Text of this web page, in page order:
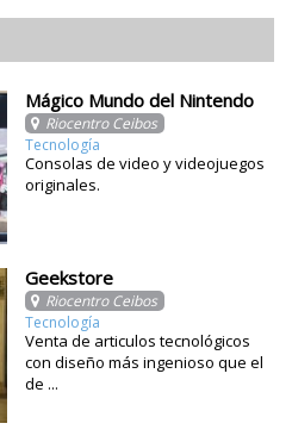
Mágico Mundo del Nintendo
Riocentro Ceibos
Tecnología
Consolas de video y videojuegos
originales.
Geekstore
Riocentro Ceibos
Tecnología
Venta de articulos tecnológicos
con diseño más ingenioso que el
de ...